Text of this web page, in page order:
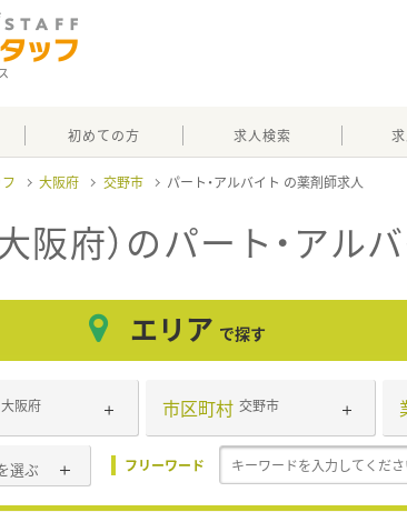
初めての方 求人検索
大阪府 交野市 パート・アルバイト
阪府）のパート・アル
エリア で探す
大阪府 市区町村 交野市
選ぶ フリーワード